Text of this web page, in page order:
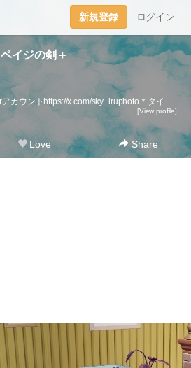
新規登録 ログイン
ペイジの剣＋
Sky写真用Twitterアカウントhttps://x.com/sky_iruphoto＊タイトルを付けるのが面倒なので、タイトルから本文が始まっていることが多いです。
[View profile]
Love Share